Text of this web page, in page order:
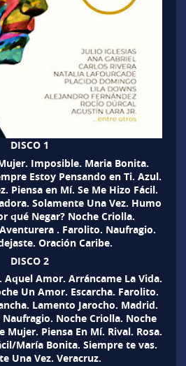
DISCO 1
Imposible. Maria Bonita.
Estoy Pensando en Ti. Azul.
Piensa en Mí. Se Me Hizo Fácil.
Solamente Una Vez. Humo
qué Negar? Noche Criolla.
. Farolito. Naufragio.
Oración Caribe.
DISCO 2
Amor. Arráncame La Vida.
Un Amor. Escarcha. Farolito.
Lamento Jarocho. Madrid.
Noche Criolla. Noche
Mujer. Piensa En Mí. Rival. Rosa.
María Bonita. Siempre te vas.
Una Vez. Veracruz.